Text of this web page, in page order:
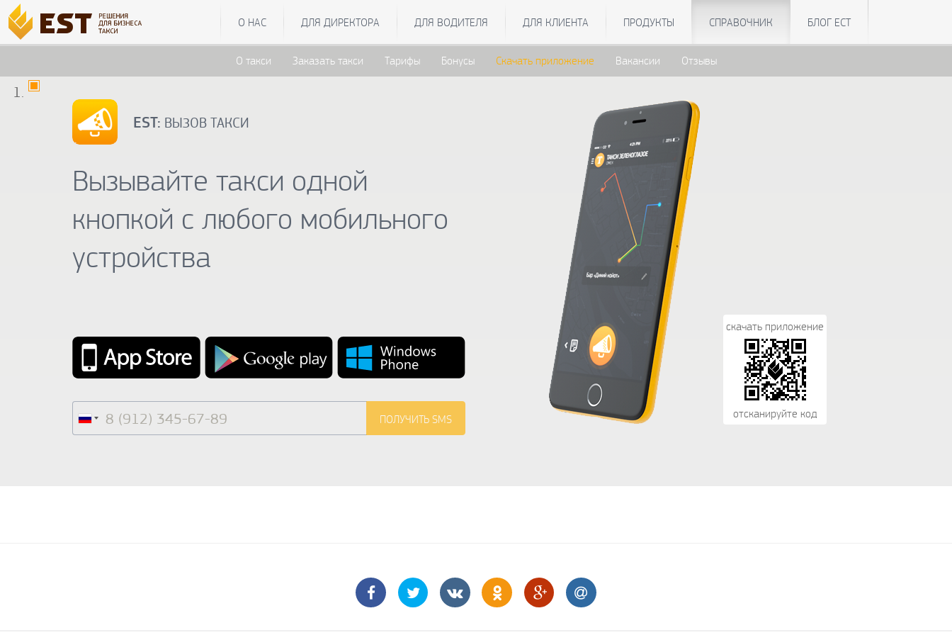
О НАС ДЛЯ ДИРЕКТОРА ДЛЯ ВОДИТЕЛЯ ДЛЯ КЛИЕНТА ПРОДУКТЫ СПРАВОЧНИК БЛОГ ЕСТ
О такси Заказать такси Тарифы Бонусы Скачать приложение Вакансии Отзывы
EST: ВЫЗОВ ТАКСИ
Вызывайте такси одной
кнопкой с любого мобильного
устройства
скачать приложение
отсканируйте код